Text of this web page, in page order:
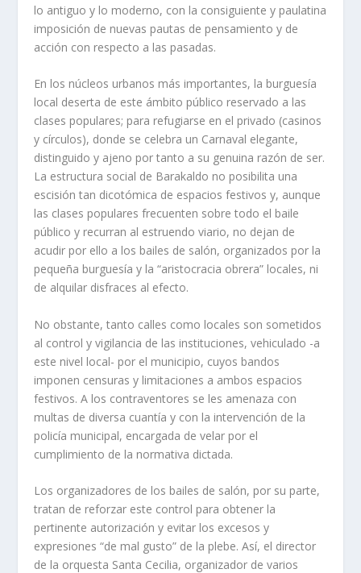
lo antiguo y lo moderno, con la consiguiente y paulatina
imposición de nuevas pautas de pensamiento y de
acción con respecto a las pasadas.
En los núcleos urbanos más importantes, la burguesía
local deserta de este ámbito público reservado a las
clases populares; para refugiarse en el privado (casinos
y círculos), donde se celebra un Carnaval elegante,
distinguido y ajeno por tanto a su genuina razón de ser.
La estructura social de Barakaldo no posibilita una
escisión tan dicotómica de espacios festivos y, aunque
las clases populares frecuenten sobre todo el baile
público y recurran al estruendo viario, no dejan de
acudir por ello a los bailes de salón, organizados por la
pequeña burguesía y la “aristocracia obrera” locales, ni
de alquilar disfraces al efecto.
No obstante, tanto calles como locales son sometidos
al control y vigilancia de las instituciones, vehiculado -a
este nivel local- por el municipio, cuyos bandos
imponen censuras y limitaciones a ambos espacios
festivos. A los contraventores se les amenaza con
multas de diversa cuantía y con la intervención de la
policía municipal, encargada de velar por el
cumplimiento de la normativa dictada.
Los organizadores de los bailes de salón, por su parte,
tratan de reforzar este control para obtener la
pertinente autorización y evitar los excesos y
expresiones “de mal gusto” de la plebe. Así, el director
de la orquesta Santa Cecilia, organizador de varios